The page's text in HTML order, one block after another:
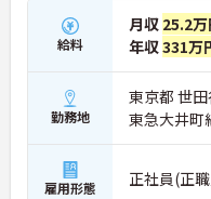
体制＞訪問介護が初めて
も安心してスタートでき
制が整っています。引き継
ませることはなく、必ず
寧に指導を行います。 ご
宅で、1対1でじっくりと
め、「もっと丁寧に、親
想いをお持ちの方にぴっ
＜子育て・家族を大切に
ミ」の割引や保育手当など
給料
月収 25.2万
年収331万
勤務地
東京都 世
東急大井町
雇用形態 正社員(正